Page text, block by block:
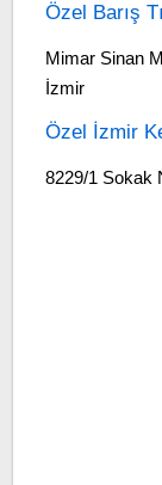
Özel Barış
Mimar Sinan
İzmir
Özel İzmir
8229/1 Sokak